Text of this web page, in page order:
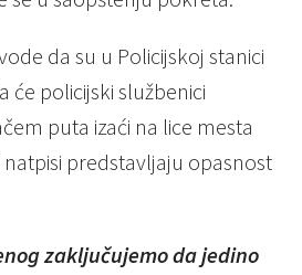
da su u Policijskoj stanici
će policijski službenici
puta izaći na lice mesta
predstavljaju opasnost
zaključujemo da jedino